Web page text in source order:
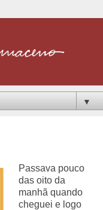
▼
Passava pouco
das oito da
manhã quando
cheguei e logo